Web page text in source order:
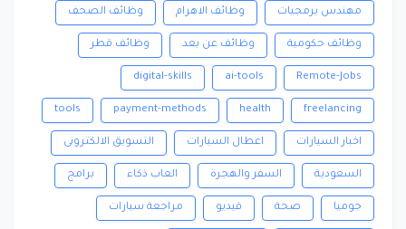
مهندس برمجيات وظائف الاهرام وظائف الصحف
وظائف حكومية وظائف عن بعد وظائف قطر
Remote-Jobs
ai-tools
digital-skills
freelancing
health
payment-methods
tools
اخبار السيارات اعطال السيارات التسويق الالكترونى
السعودية السفر والهجرة العاب ذكاء برامج
جوميا صحة فيديو مراجعة سيارات